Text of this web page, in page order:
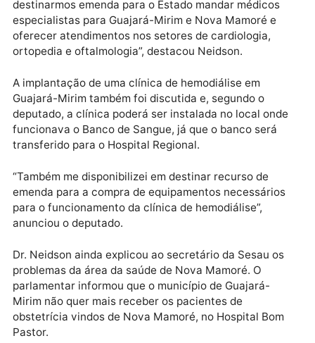
pontuado durante a reunião. O deputado apresentou
Fernando Máximo o projeto que ele tem para a
realização de cirurgias eletivas, onde Dr. Neidson se
compromete em colocar recurso de emenda para
“As cirurgias seriam realizadas no Hospital Bom
E também conversamos sobre a possibilidade de
destinarmos emenda para o Estado mandar médicos
oferecer atendimentos nos setores de cardiologia,
ortopedia e oftalmologia”, destacou Neidson.
A implantação de uma clínica de hemodiálise em
deputado, a clínica poderá ser instalada no local
funcionava o Banco de Sangue, já que o banco será
transferido para o Hospital Regional.
“Também me disponibilizei em destinar recurso de